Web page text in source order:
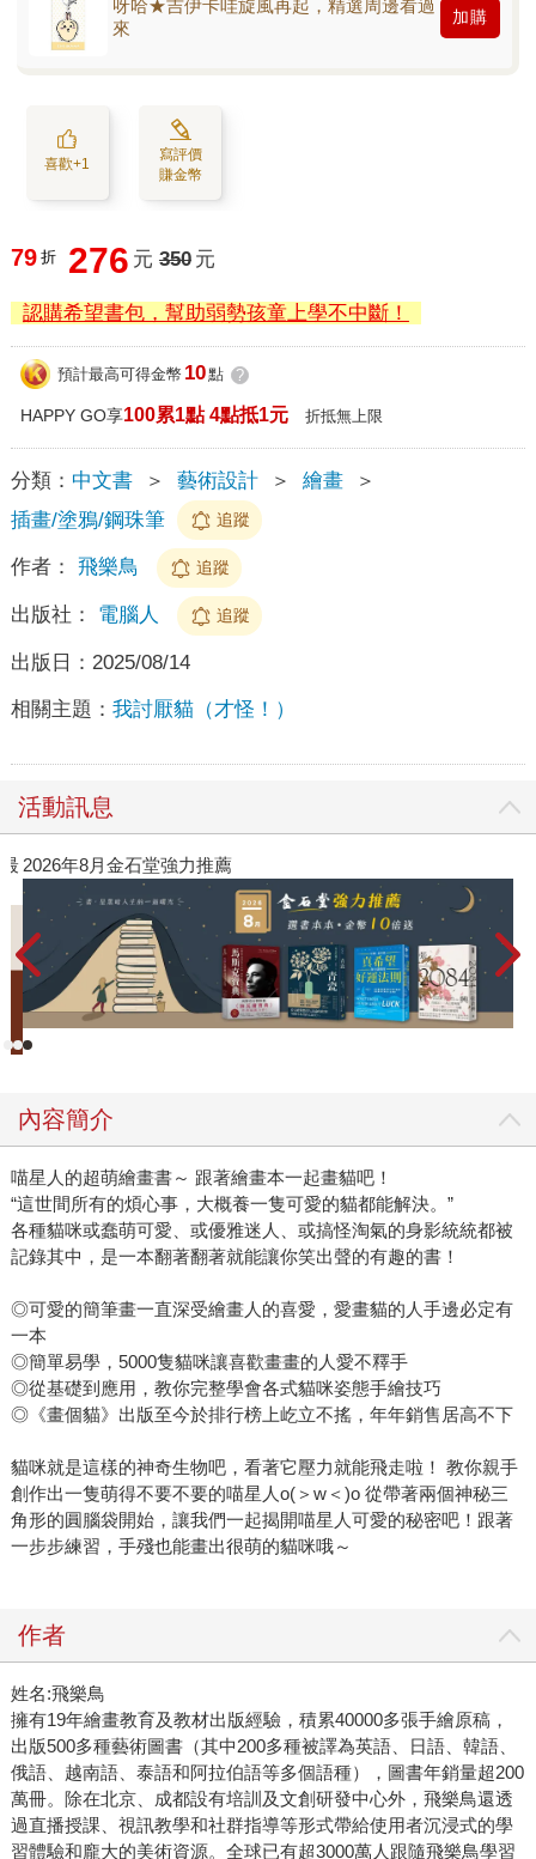
呀哈★吉伊卡哇旋風再起，精選周邊看過
來
加購
喜歡+1
寫評價
賺金幣
79 折 276 元 350 元
認購希望書包，幫助弱勢孩童上學不中斷！
預計最高可得金幣 10點 ?
HAPPY GO享100累1點 4點抵1元 折抵無上限
分類： 中文書 ＞ 藝術設計 ＞ 繪畫
＞
插畫/塗鴉/鋼珠筆
追蹤
作者： 飛樂鳥 追蹤
出版社： 電腦人 追蹤
出版日： 2025/08/14
相關主題： 我討厭貓（才怪！）
活動訊息
2026年8月金石堂強力推薦
內容簡介
喵星人的超萌繪畫書～ 跟著繪畫本一起畫貓吧！
“這世間所有的煩心事，大概養一隻可愛的貓都能解決。”
各種貓咪或蠢萌可愛、或優雅迷人、或搞怪淘氣的身影統統都被
記錄其中，是一本翻著翻著就能讓你笑出聲的有趣的書！
◎可愛的簡筆畫一直深受繪畫人的喜愛，愛畫貓的人手邊必定有
一本
◎簡單易學，5000隻貓咪讓喜歡畫畫的人愛不釋手
◎從基礎到應用，教你完整學會各式貓咪姿態手繪技巧
◎《畫個貓》出版至今於排行榜上屹立不搖，年年銷售居高不下
貓咪就是這樣的神奇生物吧，看著它壓力就能飛走啦！ 教你親手
創作出一隻萌得不要不要的喵星人o(＞w＜)o 從帶著兩個神秘三
角形的圓腦袋開始，讓我們一起揭開喵星人可愛的秘密吧！跟著
一步步練習，手殘也能畫出很萌的貓咪哦～
作者
姓名:飛樂鳥
擁有19年繪畫教育及教材出版經驗，積累40000多張手繪原稿，
出版500多種藝術圖書（其中200多種被譯為英語、日語、韓語、
俄語、越南語、泰語和阿拉伯語等多個語種），圖書年銷量超200
萬冊。除在北京、成都設有培訓及文創研發中心外，飛樂鳥還透
過直播授課、視訊教學和社群指導等形式帶給使用者沉浸式的學
習體驗和龐大的美術資源。全球已有超3000萬人跟隨飛樂鳥學習